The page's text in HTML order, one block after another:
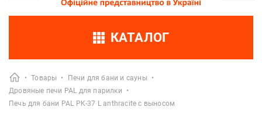
КАТАЛОГ
• Товары • Печи для бани и сауны •
Дровяные печи PAL для парилки
•
Печь для бани PAL PK-37 L anthracite с выносом